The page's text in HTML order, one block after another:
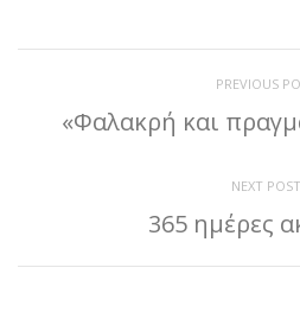
PREVIOUS
«Φαλακρή και
NEXT POST
365 ημέρες